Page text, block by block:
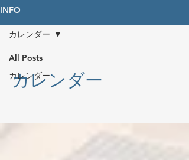
INFO
All Posts
カレンダー
カレンダー
カレンダー